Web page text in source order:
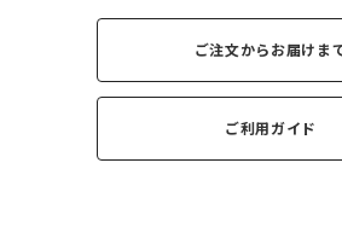
ご注文からお届けま
ご利用ガイド